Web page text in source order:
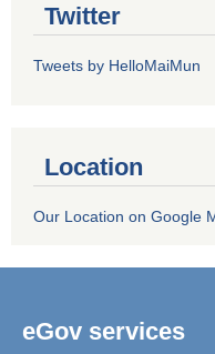
Twitter
Tweets by HelloMaiMun
Location
Our Location on Google
eGov services